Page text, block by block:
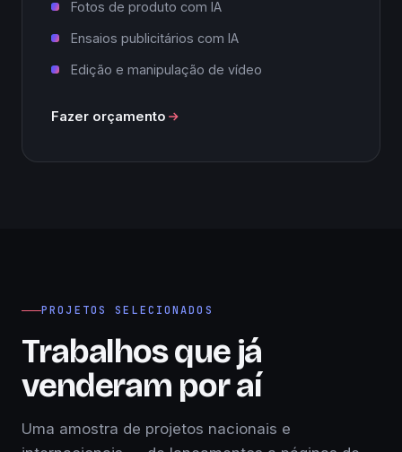
Fotos de produto com IA
Ensaios publicitários com IA
Edição e manipulação de vídeo
Fazer orçamento
PROJETOS SELECIONADOS
Trabalhos que já
venderam por aí
Uma amostra de projetos nacionais e